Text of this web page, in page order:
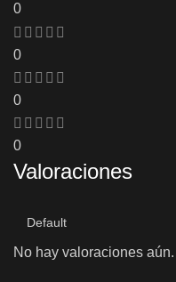
0
0
0
0
Valoraciones
No hay valoraciones aún.